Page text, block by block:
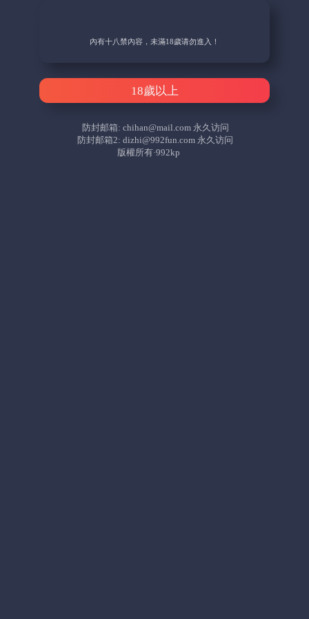
內有十八禁內容，未滿18歲请勿進入！
18歲以上
防封邮箱: chihan@mail.com永久访问
防封邮箱2:dizhi@992fun.com 永久访问
版權所有·992kp